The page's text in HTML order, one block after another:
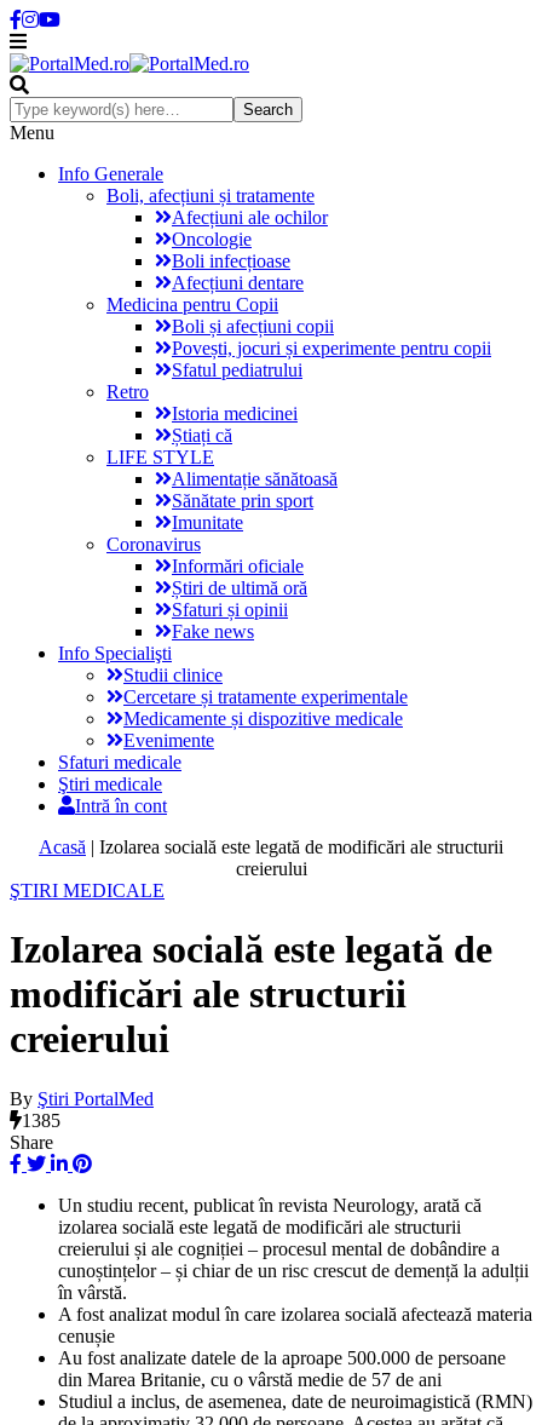
Menu
Info Generale
Boli, afecțiuni și tratamente
Afecțiuni ale ochilor
Oncologie
Boli infecțioase
Afecțiuni dentare
Medicina pentru Copii
Boli și afecțiuni copii
Povești, jocuri și experimente pentru copii
Sfatul pediatrului
Retro
Istoria medicinei
Știați că
LIFE STYLE
Alimentație sănătoasă
Sănătate prin sport
Imunitate
Coronavirus
Informări oficiale
Știri de ultimă oră
Sfaturi și opinii
Fake news
Info Specialişti
Studii clinice
Cercetare și tratamente experimentale
Medicamente și dispozitive medicale
Evenimente
Sfaturi medicale
Ştiri medicale
Intră în cont
Acasă | Izolarea socială este legată de modificări ale structurii
creierului
ŞTIRI MEDICALE
Izolarea socială este legată de
modificări ale structurii
creierului
By Ştiri PortalMed
1385
Share
Un studiu recent, publicat în revista Neurology, arată că
izolarea socială este legată de modificări ale structurii
creierului și ale cogniției – procesul mental de dobândire a
cunoștințelor – și chiar de un risc crescut de demență la adulții
în vârstă.
A fost analizat modul în care izolarea socială afectează materia
cenușie
Au fost analizate datele de la aproape 500.000 de persoane
din Marea Britanie, cu o vârstă medie de 57 de ani
Studiul a inclus, de asemenea, date de neuroimagistică (RMN)